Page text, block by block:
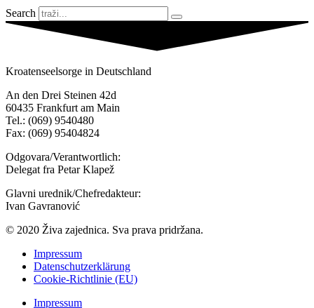
Search
Kroatenseelsorge in Deutschland
An den Drei Steinen 42d
60435 Frankfurt am Main
Tel.: (069) 9540480
Fax: (069) 95404824
Odgovara/Verantwortlich:
Delegat fra Petar Klapež
Glavni urednik/Chefredakteur:
Ivan Gavranović
© 2020 Živa zajednica. Sva prava pridržana.
Impressum
Datenschutzerklärung
Cookie-Richtlinie (EU)
Impressum